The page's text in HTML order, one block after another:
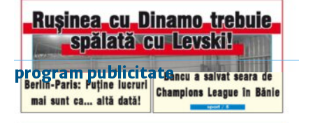
program publicitate
luni-vineri
9.00 - 17.00